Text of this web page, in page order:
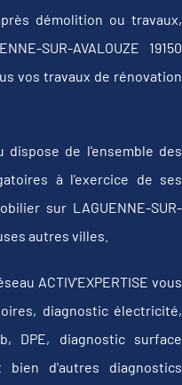
démolition ou travaux,
SUR-AVALOUZE 19150
vos travaux de rénovation
dispose de l'ensemble des
à l'exercice de ses
sur LAGUENNE-SUR-
autres villes.
ACTIV'EXPERTISE vous
diagnostic électricité,
DPE, diagnostic surface
bien d'autres diagnostics